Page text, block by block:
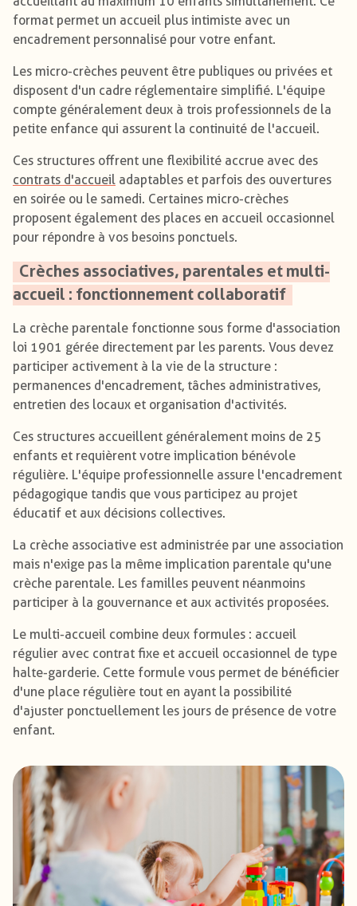
format permet un accueil plus intimiste avec un
encadrement personnalisé pour votre enfant.
Les micro-crèches peuvent être publiques ou privées et
disposent d'un cadre réglementaire simplifié. L'équipe
compte généralement deux à trois professionnels de la
petite enfance qui assurent la continuité de l'accueil.
Ces structures offrent une flexibilité accrue avec des
contrats d'accueil adaptables et parfois des ouvertures
en soirée ou le samedi. Certaines micro-crèches
proposent également des places en accueil occasionnel
pour répondre à vos besoins ponctuels.
Crèches associatives, parentales et multi-
accueil : fonctionnement collaboratif
La crèche parentale fonctionne sous forme d'association
loi 1901 gérée directement par les parents. Vous devez
participer activement à la vie de la structure :
permanences d'encadrement, tâches administratives,
entretien des locaux et organisation d'activités.
Ces structures accueillent généralement moins de 25
enfants et requièrent votre implication bénévole
régulière. L'équipe professionnelle assure l'encadrement
pédagogique tandis que vous participez au projet
éducatif et aux décisions collectives.
La crèche associative est administrée par une association
mais n'exige pas la même implication parentale qu'une
crèche parentale. Les familles peuvent néanmoins
participer à la gouvernance et aux activités proposées.
Le multi-accueil combine deux formules : accueil
régulier avec contrat fixe et accueil occasionnel de type
halte-garderie. Cette formule vous permet de bénéficier
d'une place régulière tout en ayant la possibilité
d'ajuster ponctuellement les jours de présence de votre
enfant.